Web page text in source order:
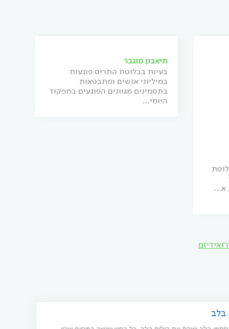
א...
תיאבון מוגבר
בעיות בבלוטת התריס פוגעות
במיליוני אנשים ומתבטאות
בתסמינים מגוונים הפוגעים בתפקוד
היומי...
בלב